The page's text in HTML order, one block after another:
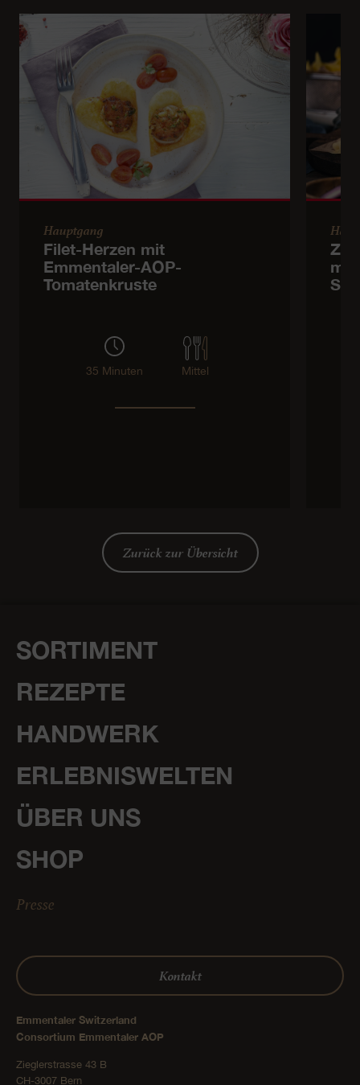
Hauptgang
Filet-Herzen mit
Emmentaler-AOP-
Tomatenkruste
35 Minuten Mittel
mit
Zurück zur Übersicht
SORTIMENT
REZEPTE
HANDWERK
ERLEBNISWELTEN
ÜBER UNS
SHOP
Presse
Kontakt
Emmentaler Switzerland
Consortium Emmentaler AOP
Zieglerstrasse 43 B
CH-3007 Bern